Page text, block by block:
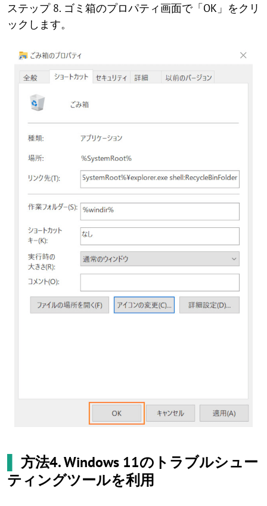
ステップ 8. ゴミ箱のプロパティ画面で「OK」をクリ
ックします。
方法4. Windows 11のトラブルシュー
ティングツールを利用